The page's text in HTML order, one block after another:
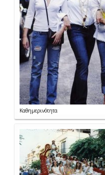
Καθημερινότητα